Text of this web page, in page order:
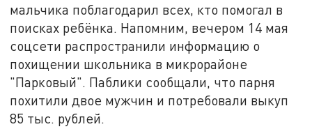
мальчика поблагодарил всех, кто помогал в
поисках ребёнка. Напомним, вечером 14 мая
соцсети распространили информацию о
похищении школьника в микрорайоне
"Парковый". Паблики сообщали, что парня
похитили двое мужчин и потребовали выкуп
85 тыс. рублей.